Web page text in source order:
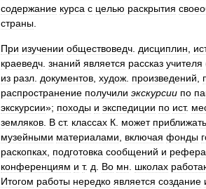
содержание курса с целью раскрытия
страны
При изучении обществоведч дисциплин
краеведч знаний является рассказ учителя
из разл документов худож произведений
распространение получили экскурсии по
экскурсии»; походы и экспедиции по ист.
земляков В ст. классах К может
музейными материалами включая фонды
раскопках подготовка сообщений и
конференциям и т. д Во мн школах
Итогом работы нередко является создание